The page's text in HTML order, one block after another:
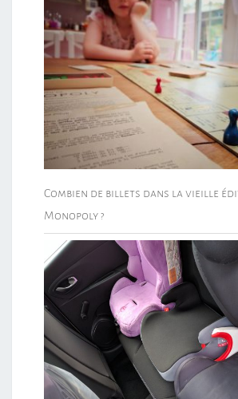
Combien de billets dans la vieille
Monopoly ?